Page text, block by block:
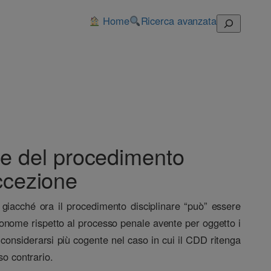
Home Ricerca avanzata Cerca
del procedimento
ora il procedimento disciplinare “può” essere
rispetto al processo penale avente per oggetto i
più cogente nel caso in cui il CDD ritenga
contrario.